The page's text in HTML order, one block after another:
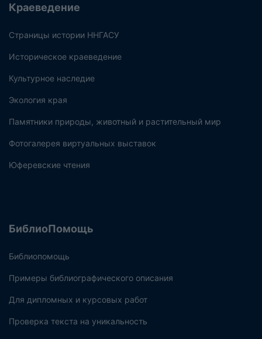
Краеведение
Страницы истории ННГАСУ
Историческое краеведение
Культурное наследие
Экология края
Памятники природы, животный и растительный мир
Фотогалерея виртуальных выставок
Юферевские чтения
БиблиоПомощь
Библиопомощь
Примеры библиографического описания
Для дипломных и курсовых работ
Проверка текста на уникальность